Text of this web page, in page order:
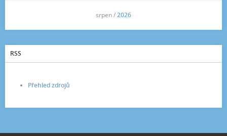
srpen /2026
RSS
Přehled zdrojů